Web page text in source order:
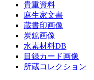
貴重資料
麻生家文書
蔵書印画像
炭鉱画像
水素材料DB
目録カード画像
所蔵コレクション